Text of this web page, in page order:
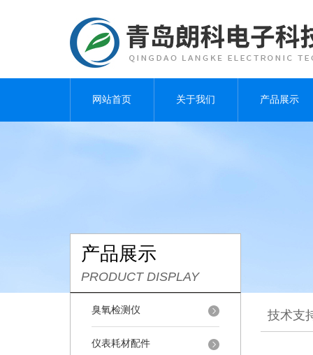
网站首页 关于我们 产品展示
产品展示
PRODUCT DISPLAY
臭氧检测仪
仪表耗材配件
技术支